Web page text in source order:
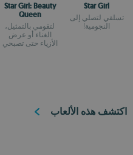
Star Girl
تسلقي لتصلي إلى
النجومية!
Star Girl: Beauty
Queen
لتقومي بالتمثيل،
الغناء أو عرض
الأزياء حتى تصبحي
اكتشف هذه الألعاب